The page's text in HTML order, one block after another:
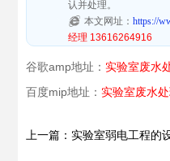
认并处理。
本文网址：https://
经理 13616264916
谷歌amp地址：实验室废水
百度mip地址：实验室废水
上一篇：实验室弱电工程的